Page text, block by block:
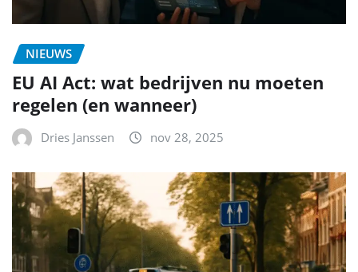
NIEUWS
EU AI Act: wat bedrijven nu moeten
regelen (en wanneer)
Dries Janssen nov 28, 2025